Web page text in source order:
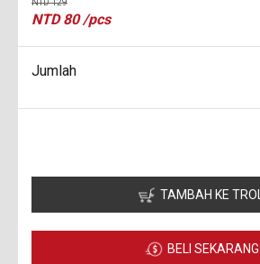
NTD129
NTD80 /pcs
Jumlah
TAMBAH KE TROLI
BELI SEKARANG